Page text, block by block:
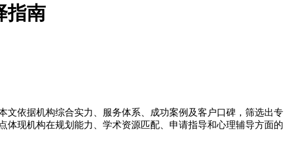
指南
依据机构综合实力、服务体系、成功案例及客户口碑，筛选出专
现机构在规划能力、学术资源匹配、申请指导和心理辅导方面的